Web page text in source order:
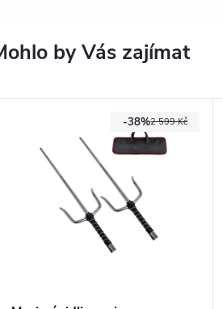
by Vás zajímat
2 599 Kč
-38%